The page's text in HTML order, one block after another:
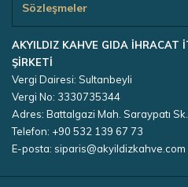
Sözleşmeler
AKYILDIZ KAHVE GIDA İHRACAT
ŞİRKETİ
Vergi Dairesi: Sultanbeyli
Vergi No: 3330735344
Adres: Battalgazi Mah. Saraypatı
Telefon: +90 532 139 67 73
E-posta: siparis@akyildizkahve.com